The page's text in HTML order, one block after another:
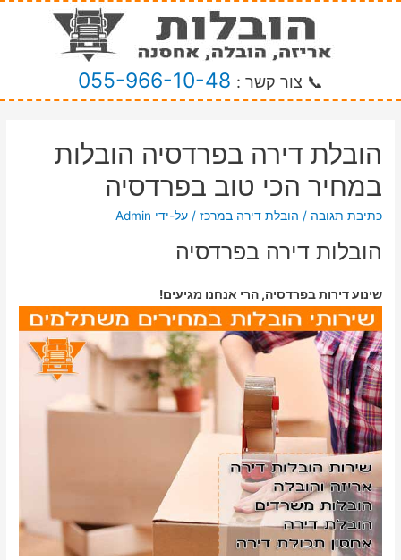
📞 צור קשר : 055-966-10-48
הובלת דירה בפרדסיה הובלות
במחיר הכי טוב בפרדסיה
כתיבת תגובה / הובלת דירה במרכז / על-ידי Admin
הובלות דירה בפרדסיה
שינוע דירות בפרדסיה, הרי אנחנו מגיעים!